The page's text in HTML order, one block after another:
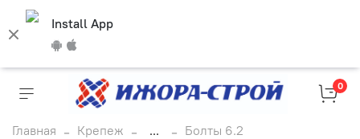
Install App
0
Главная Крепеж ... Болты 6.2